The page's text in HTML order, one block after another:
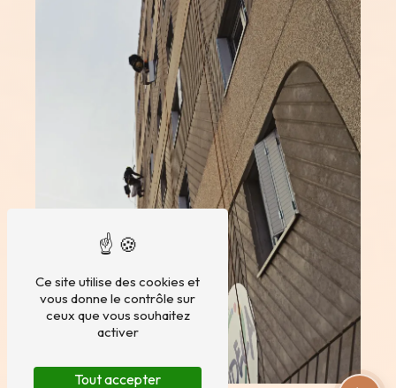
Ce site utilise des cookies et
vous donne le contrôle sur
ceux que vous souhaitez
activer
Tout accepter